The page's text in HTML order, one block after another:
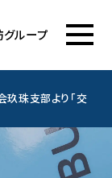
ループ
珠支部より「交